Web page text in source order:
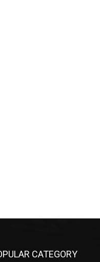
CATEGORY